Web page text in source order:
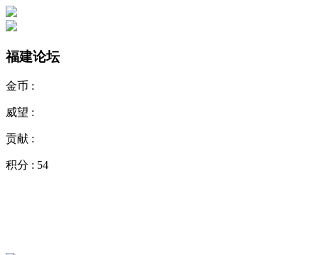
福建论坛
金币 :
威望 :
贡献 :
积分 : 54